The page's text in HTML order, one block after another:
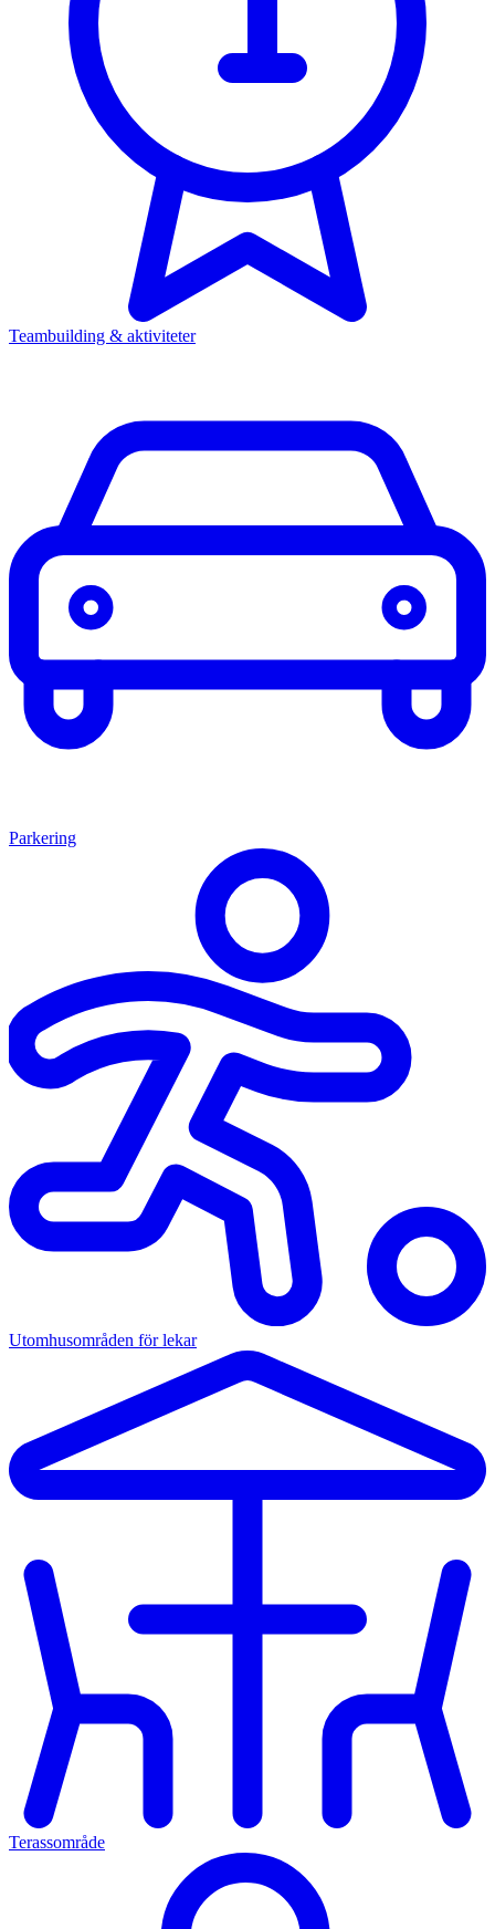
Teambuilding & aktiviteter
Parkering
Utomhusområden för lekar
Terassområde